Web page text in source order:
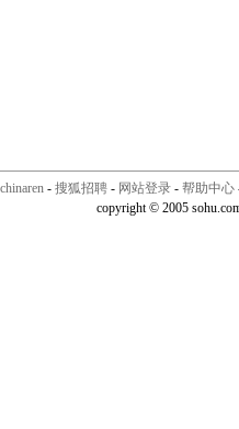
chinaren - 搜狐招聘 - 网站登录 - 帮助中心
copyright © 2005